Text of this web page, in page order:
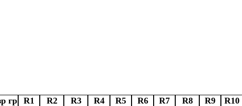
гр R1 R2 R3 R4 R5 R6 R7 R8 R9
R10